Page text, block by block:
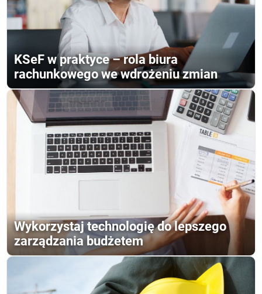
KSeF w praktyce – rola biura
rachunkowego we wdrożeniu zmian
Wykorzystaj technologię do lepszego
zarządzania budżetem